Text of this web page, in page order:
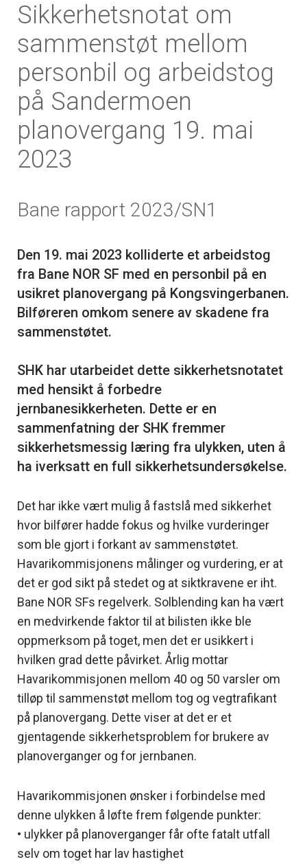
Sikkerhetsnotat om
sammenstøt mellom
personbil og arbeidstog
på Sandermoen
planovergang 19. mai
2023
Bane rapport 2023/SN1
Den 19. mai 2023 kolliderte et arbeidstog
fra Bane NOR SF med en personbil på en
usikret planovergang på Kongsvingerbanen.
Bilføreren omkom senere av skadene fra
sammenstøtet.
SHK har utarbeidet dette sikkerhetsnotatet
med hensikt å forbedre
jernbanesikkerheten. Dette er en
sammenfatning der SHK fremmer
sikkerhetsmessig læring fra ulykken, uten å
Det har ikke vært mulig å fastslå med sikkerhet
hvor bilfører hadde fokus og hvilke vurderinger
som ble gjort i forkant av sammenstøtet.
Havarikommisjonens målinger og vurdering, er at
det er god sikt på stedet og at siktkravene er iht.
Bane NOR SFs regelverk. Solblending kan ha vært
en medvirkende faktor til at bilisten ikke ble
oppmerksom på toget, men det er usikkert i
hvilken grad dette påvirket. Årlig mottar
Havarikommisjonen mellom 40 og 50 varsler om
tilløp til sammenstøt mellom tog og vegtrafikant
på planovergang. Dette viser at det er et
gjentagende sikkerhetsproblem for brukere av
planoverganger og for jernbanen.
Havarikommisjonen ønsker i forbindelse med
denne ulykken å løfte frem følgende punkter:
• ulykker på planoverganger får ofte fatalt utfall
selv om toget har lav hastighet